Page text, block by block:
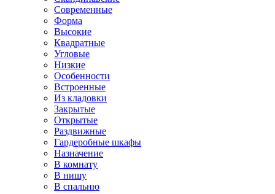
Современные
Форма
Высокие
Квадратные
Угловые
Низкие
Особенности
Встроенные
Из кладовки
Закрытые
Открытые
Раздвижные
Гардеробные шкафы
Назначение
В комнату
В нишу
В спальню